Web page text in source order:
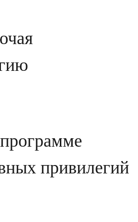
привилегий